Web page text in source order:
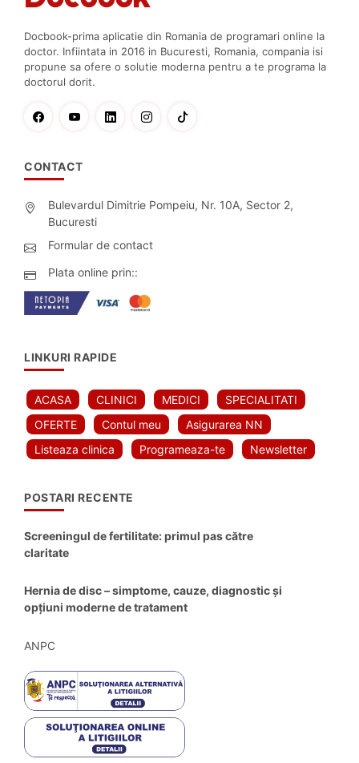
Docbook-prima aplicatie din Romania de programari online la
doctor. Infiintata in 2016 in Bucuresti, Romania, compania isi
propune sa ofere o solutie moderna pentru a te programa la
doctorul dorit.
CONTACT
Bulevardul Dimitrie Pompeiu, Nr. 10A, Sector 2,
Bucuresti
Formular de contact
Plata online prin::
LINKURI RAPIDE
ACASA CLINICI MEDICI
SPECIALITATI
OFERTE
Contul meu
Asigurarea NN
Listeaza clinica
Programeaza-te Newsletter
POSTARI RECENTE
Screeningul de fertilitate: primul pas către
claritate
Hernia de disc – simptome, cauze, diagnostic și
opțiuni moderne de tratament
ANPC